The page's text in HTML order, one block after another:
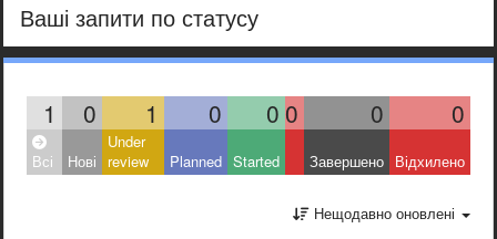
Ваші запити по статусу
1 0 1 0 0 0 0 0
Всі Нові
Under
review
Planned Started Завершено Відхилено
Нещодавно оновлені